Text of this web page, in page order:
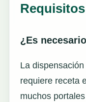
¿Es
La
requiere receta
muchos